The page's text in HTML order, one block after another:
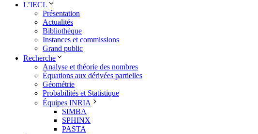
L’IECL
Présentation
Actualités
Bibliothèque
Instances et commissions
Grand public
Recherche
Analyse et théorie des nombres
Équations aux dérivées partielles
Géométrie
Probabilités et Statistique
Équipes INRIA
SIMBA
SPHINX
PASTA